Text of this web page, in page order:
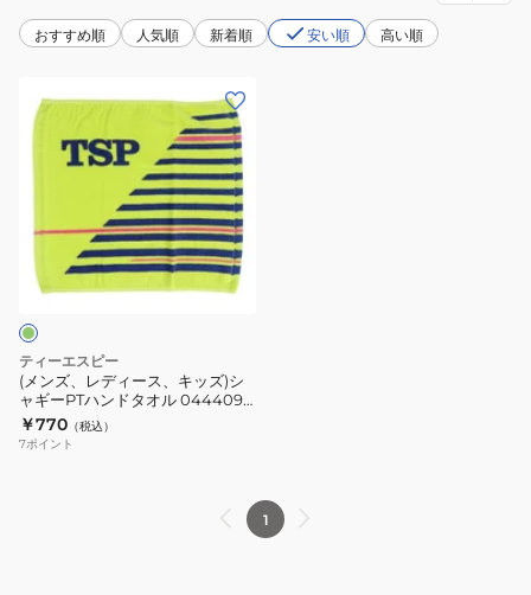
おすすめ順 人気順 新着順 安い順 高い順
ン
ィ
ー
ス、
キ
ッ
ズ)
シ
ャ
ティーエスピー
(メンズ、レディース、キッズ)シ
ャギーPTハンドタオル 044409
0280
￥770 （税込）
7ポイント
1